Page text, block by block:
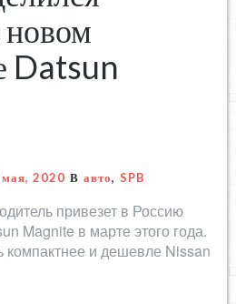
Datsun
2020 В авто, SPB
привезет в Россию
Magnite в марте этого года.
компактнее и дешевле Nissan